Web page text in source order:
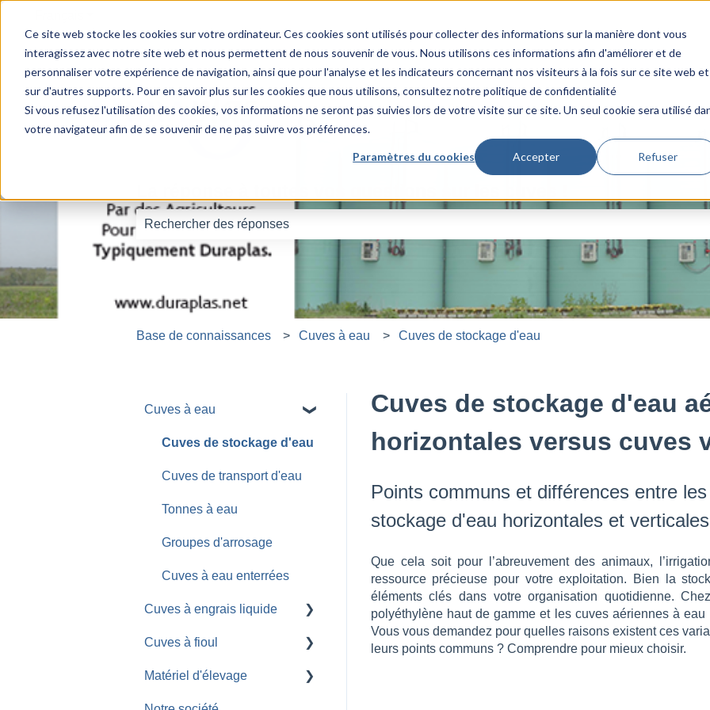
Ce site web stocke les cookies sur votre ordinateur. Ces cookies sont utilisés pour collecter des informations sur la manière dont vous
interagissez avec notre site web et nous permettent de nous souvenir de vous. Nous utilisons ces informations afin d'améliorer et de
personnaliser votre expérience de navigation, ainsi que pour l'analyse et les indicateurs concernant nos visiteurs à la fois sur ce site web et
sur d'autres supports. Pour en savoir plus sur les cookies que nous utilisons, consultez notre politique de confidentialité
Si vous refusez l'utilisation des cookies, vos informations ne seront pas suivies lors de votre visite sur ce site. Un seul cookie sera utilisé
votre navigateur afin de se souvenir de ne pas suivre vos préférences.
Paramètres du cookies Accepter Refuser
Il n'y a aucune suggestion car le champ de recherche est vide.
Base de connaissances Cuves à eau Cuves de stockage d'eau
Cuves de stockage d'eau
horizontales versus cuves
Points communs et différences entre
stockage d'eau horizontales et
Que cela soit pour l’abreuvement des animaux,
ressource précieuse pour votre exploitation. Bien la
éléments clés dans votre organisation quotidienne.
polyéthylène haut de gamme et les cuves aériennes à
Vous vous demandez pour quelles raisons existent ces
leurs points communs ? Comprendre pour mieux choisir.
Cuves à eau
Cuves de stockage d'eau
Cuves de transport d'eau
Tonnes à eau
Groupes d'arrosage
Cuves à eau enterrées
Cuves à engrais liquide
Cuves de stockage
Cuves à fioul
Cuves de stockage fioul
Matériel d'élevage